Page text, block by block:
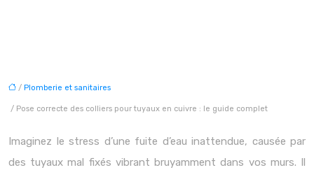
/ Plomberie et sanitaires
/ Pose correcte des colliers pour tuyaux en cuivre : le guide complet
Imaginez le stress d’une fuite d’eau inattendue, causée par
des tuyaux mal fixés vibrant bruyamment dans vos murs. Il